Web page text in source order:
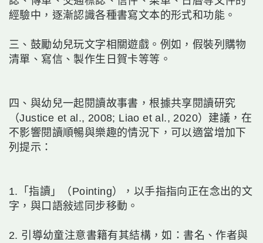
經驗中，逐漸認識各種書寫文本的形式和功能。
三、鼓勵幼兒玩文字相關遊戲。例如，假裝列購物
清單、寫信、製作生日賀卡等等。
四、與幼兒一起閱讀故事書，根據共享閱讀研究
（Justice et al., 2008; Liao et al., 2020）建議，在
不影響閱讀順暢與樂趣的情況下，可以適當增加下
列提示：
1.「指讀」（Pointing），以手指指向正在念出的文
字，與口語敍述同步移動。
2. 引導幼童注意書籍有其結構，如：書名、作者與